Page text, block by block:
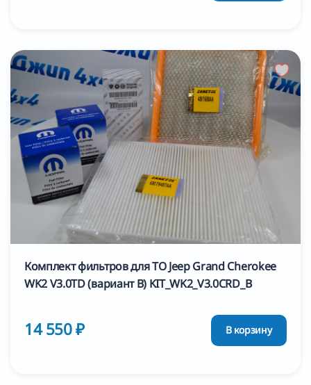
Комплект фильтров для ТО Jeep Grand Cherokee
WK2 V3.0TD (вариант B) KIT_WK2_V3.0CRD_B
14 550 ₽ В корзину